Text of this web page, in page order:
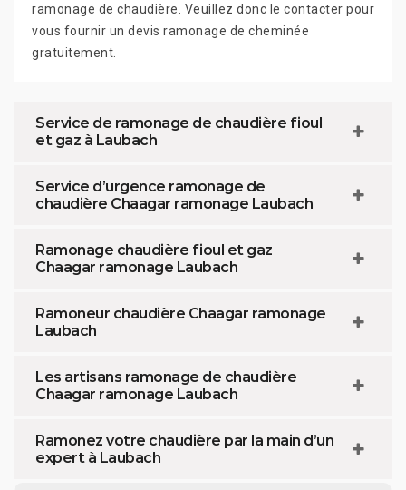
ramonage de chaudière. Veuillez donc le contacter pour
vous fournir un devis ramonage de cheminée
gratuitement.
Service de ramonage de chaudière fioul
et gaz à Laubach
Service d’urgence ramonage de
chaudière Chaagar ramonage Laubach
Ramonage chaudière fioul et gaz
Chaagar ramonage Laubach
Ramoneur chaudière Chaagar ramonage
Laubach
Les artisans ramonage de chaudière
Chaagar ramonage Laubach
Ramonez votre chaudière par la main d’un
expert à Laubach